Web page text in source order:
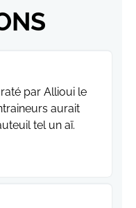
par Allioui le
aurait
tel un aï.